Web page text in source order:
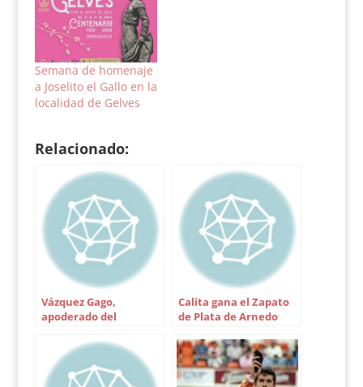
Semana de homenaje
a Joselito el Gallo en la
localidad de Gelves
Relacionado:
Vázquez Gago,
apoderado del
Andrés Palacios
Calita gana el Zapato
de Plata de Arnedo